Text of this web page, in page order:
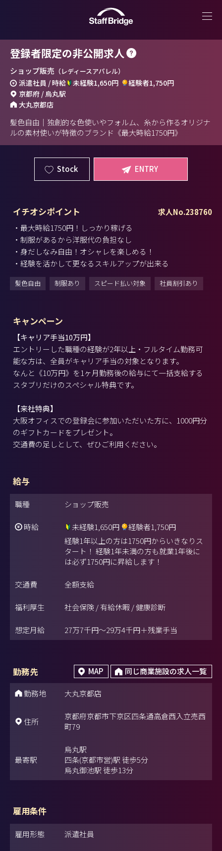
登録者限定の非公開求人
ショップ販売 （レディースアパレル）
派遣社員 / 時給 未経験1,650円
経験者1,750円
京都府 / 烏丸駅
大丸京都店
髪色自由｜独創的な色使いやフォルム、糸から作るオリジナ
ルの素材使いが特徴のブランド《最大時給1750円》
Stock ENTRY
求人No.238760
イチオシポイント
・最大時給1750円！しっかり稼げる
・制服があるから洋服代の負担なし
・身だしなみ自由！オシャレを楽しめる！
・経験を活かして更なるスキルアップが出来る
髪色自由 制服あり スピード払い対象 社員割引あり
キャンペーン
【キャリア手当10万円】
エントリーした職種の経験が2年以上・フルタイム勤務可
能な方は、全員がキャリア手当の対象となります。
なんと《10万円》を1ヶ月勤務後の給与にて一括支給する
スタブリだけのスペシャル特典です。
【来社特典】
大阪オフィスでの登録会に参加いただいた方に、1000円分
のギフトカードをプレゼント。
交通費の足しとして、ぜひご利用ください。
給与
職種 ショップ販売
時給 未経験1,650円
経験者1,750円
経験1年以上の方は1750円からいきなりス
タート！ 経験1年未満の方も就業1年後に
は必ず1750円に昇給します！
交通費 全額支給
福利厚生 社会保険 / 有給休暇 / 健康診断
想定月給 27万7千円～29万4千円＋残業手当
勤務先 MAP 同じ商業施設の求人一覧
勤務地 大丸京都店
住所
京都府京都市下京区四条通高倉西入立売西
町79
最寄駅
烏丸駅
四条(京都市営)駅 徒歩5分
烏丸御池駅 徒歩13分
雇用条件
雇用形態 派遣社員